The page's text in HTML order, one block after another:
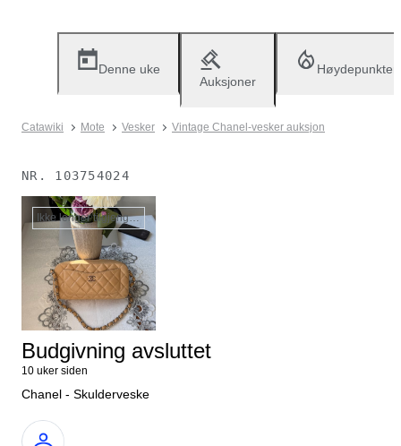
Denne uke
Auksjoner
Høydepunkter
Catawiki Mote Vesker Vintage Chanel-vesker auksjon
NR. 103754024
Ikke lenger tilgjengelig
Budgivning avsluttet
10 uker siden
Chanel - Skulderveske